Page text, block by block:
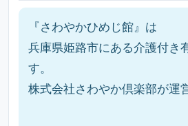
『さわやかひめじ館』は
兵庫県姫路市にある介護付き
す。
株式会社さわやか倶楽部が運